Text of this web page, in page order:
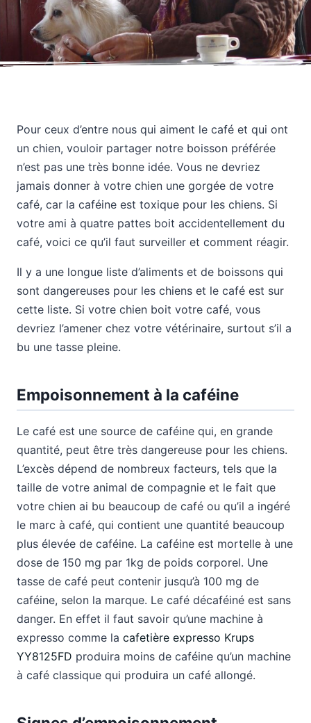
Pour ceux d’entre nous qui aiment le café et qui ont
un chien, vouloir partager notre boisson préférée
n’est pas une très bonne idée. Vous ne devriez
jamais donner à votre chien une gorgée de votre
café, car la caféine est toxique pour les chiens. Si
votre ami à quatre pattes boit accidentellement du
café, voici ce qu’il faut surveiller et comment réagir.
Il y a une longue liste d’aliments et de boissons qui
sont dangereuses pour les chiens et le café est sur
cette liste. Si votre chien boit votre café, vous
devriez l’amener chez votre vétérinaire, surtout s’il a
bu une tasse pleine.
Empoisonnement à la caféine
Le café est une source de caféine qui, en grande
quantité, peut être très dangereuse pour les chiens.
L’excès dépend de nombreux facteurs, tels que la
taille de votre animal de compagnie et le fait que
votre chien ai bu beaucoup de café ou qu’il a ingéré
le marc à café, qui contient une quantité beaucoup
plus élevée de caféine. La caféine est mortelle à une
dose de 150 mg par 1kg de poids corporel. Une
tasse de café peut contenir jusqu’à 100 mg de
caféine, selon la marque. Le café décaféiné est sans
danger. En effet il faut savoir qu’une machine à
expresso comme la cafetière expresso Krups
YY8125FD produira moins de caféine qu’un machine
à café classique qui produira un café allongé.